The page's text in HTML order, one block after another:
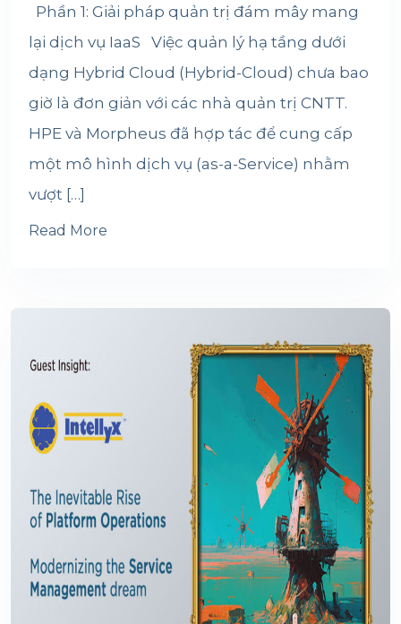
Phần 1: Giải pháp quản trị đám mây mang
lại dịch vụ IaaS Việc quản lý hạ tầng dưới
dạng Hybrid Cloud (Hybrid-Cloud) chưa bao
giờ là đơn giản với các nhà quản trị CNTT.
HPE và Morpheus đã hợp tác để cung cấp
một mô hình dịch vụ (as-a-Service) nhằm
vượt […]
Read More